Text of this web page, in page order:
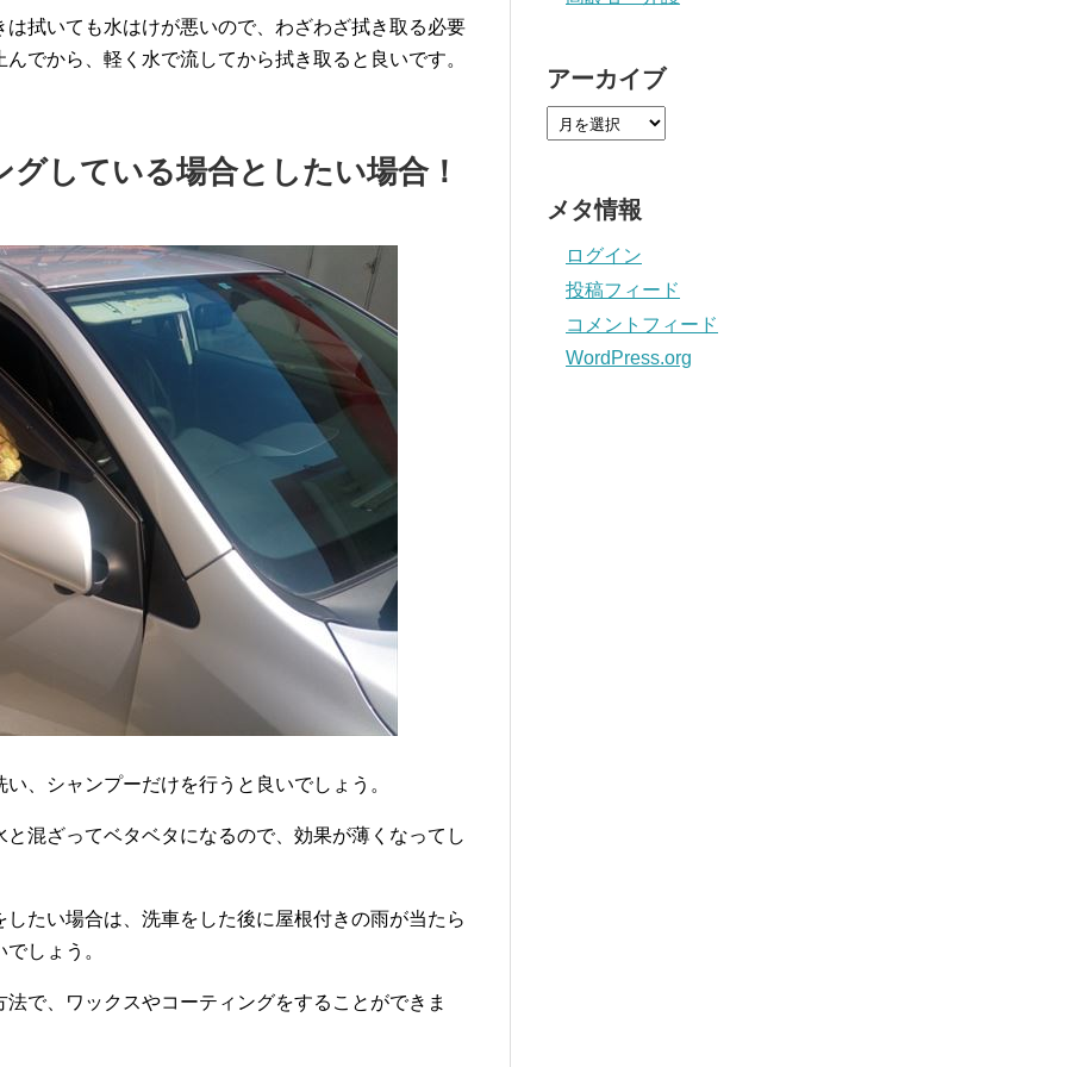
拭いても水はけが悪いので、わざわざ拭き取る必要
でから、軽く水で流してから拭き取ると良いです。
している場合としたい場合！
、シャンプーだけを行うと良いでしょう。
混ざってベタベタになるので、効果が薄くなってし
たい場合は、洗車をした後に屋根付きの雨が当たら
しょう。
で、ワックスやコーティングをすることができま
アーカイブ
メタ情報
ログイン
投稿フィード
コメントフィード
WordPress.org